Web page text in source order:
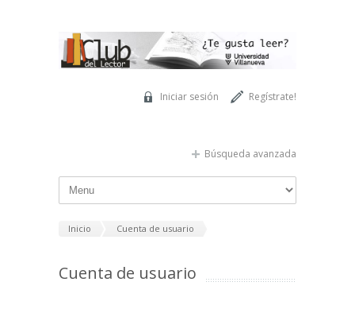
Regístrate!
Iniciar sesión
Búsqueda avanzada
Inicio Cuenta de usuario
Cuenta de usuario